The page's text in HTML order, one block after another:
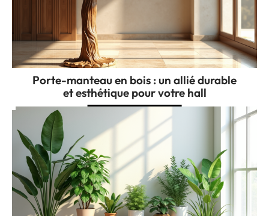
Porte-manteau en bois : un allié durable
et esthétique pour votre hall